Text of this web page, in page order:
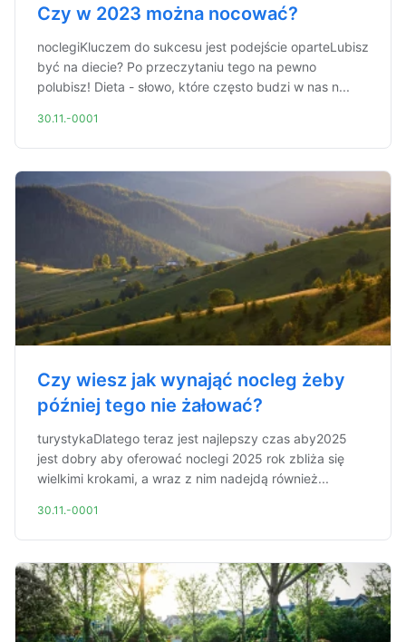
Czy w 2023 można nocować?
noclegiKluczem do sukcesu jest podejście oparteLubisz
być na diecie? Po przeczytaniu tego na pewno
polubisz! Dieta - słowo, które często budzi w nas n...
30.11.-0001
Czy wiesz jak wynająć nocleg żeby
później tego nie żałować?
turystykaDlatego teraz jest najlepszy czas aby2025
jest dobry aby oferować noclegi 2025 rok zbliża się
wielkimi krokami, a wraz z nim nadejdą również...
30.11.-0001